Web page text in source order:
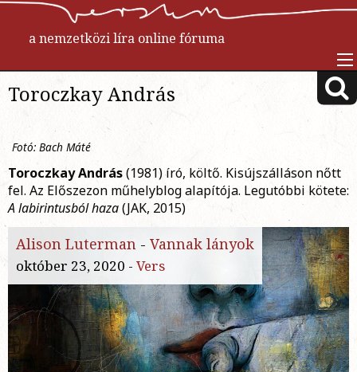
a nemzetközi líra online fóruma
Toroczkay András
Fotó: Bach Máté
Toroczkay András(1981) író, költő. Kisújszálláson nőtt
fel. Az Előszezon műhelyblog alapítója. Legutóbbi kötete:
A labirintusból haza(JAK, 2015)
Alison Luterman - Vannak lányok
október 23, 2020 - Vers